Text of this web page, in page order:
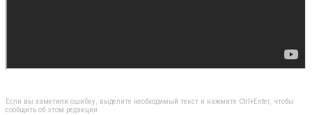
Если вы заметили ошибку, выделите необходимый текст и нажмите Ctrl+Enter, чтобы
сообщить об этом редакции